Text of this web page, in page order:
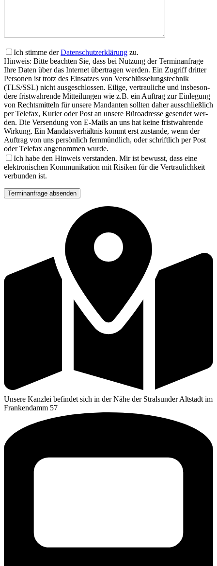
Bit­te las­se die­ses Feld leer.
Ich stim­me derDaten­schutz­er­klä­rung zu.
Hin­weis: Bit­te beach­ten Sie, dass bei Nut­zung der Ter­min­an­fra­ge
Ihre Daten über das Inter­net über­tra­gen wer­den. Ein Zugriff drit­ter
Per­so­nen ist trotz des Ein­sat­zes von Ver­schlüs­se­lungs­tech­nik
(TLS/SSL) nicht aus­ge­schlos­sen. Eili­ge, ver­trau­li­che und ins­be­son­
de­re frist­wah­ren­de Mit­tei­lun­gen wie z.B. ein Auf­trag zur Ein­le­gung
von Rechts­mit­teln für unse­re Man­dan­ten soll­ten daher aus­schließ­lich
per Tele­fax, Kurier oder Post an unse­re Büro­adres­se gesen­det wer­
den. Die Ver­sen­dung von E‑Mails an uns hat kei­ne frist­wah­ren­de
Wir­kung. Ein Man­dats­ver­hält­nis kommt erst zustan­de, wenn der
Auf­trag von uns per­sön­lich fern­münd­lich, oder schrift­lich per Post
oder Tele­fax ange­nom­men wur­de.
Ich habe den Hin­weis ver­stan­den. Mir ist bewusst, dass eine
elek­tro­ni­schen Kom­mu­ni­ka­ti­on mit Risi­ken für die Ver­trau­lich­keit
ver­bun­den ist.
Unse­re Kanz­lei befin­det sich in der Nähe der Stral­sun­der Alt­stadt im
Fran­ken­damm 57